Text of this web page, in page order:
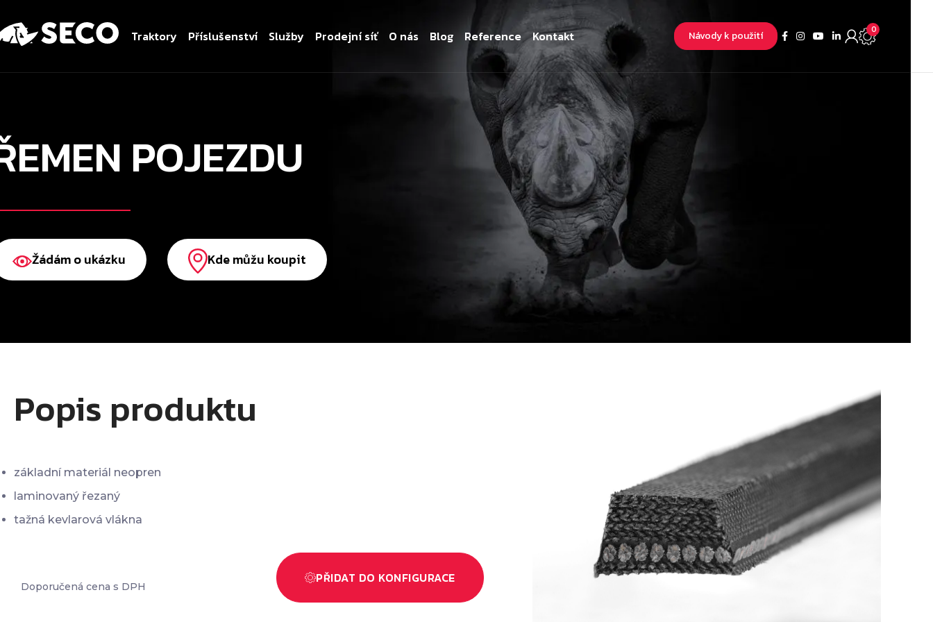
Traktory Příslušenství Služby Prodejní síť O nás Blog Reference Kontakt Návody k použití 0
POJEZDU
Žádám o ukázku Kde můžu koupit
Popis produktu
základní materiál neopren
laminovaný řezaný
tažná kevlarová vlákna
Doporučená cena s DPH
PŘIDAT DO KONFIGURACE